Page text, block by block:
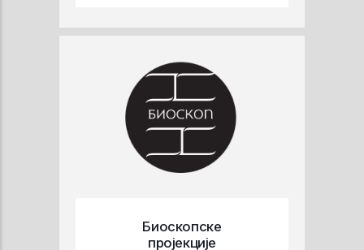
Биоскопске
пројекције